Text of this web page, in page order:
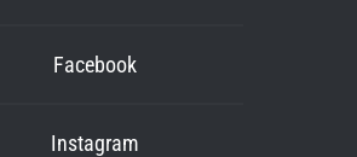
Facebook
Instagram